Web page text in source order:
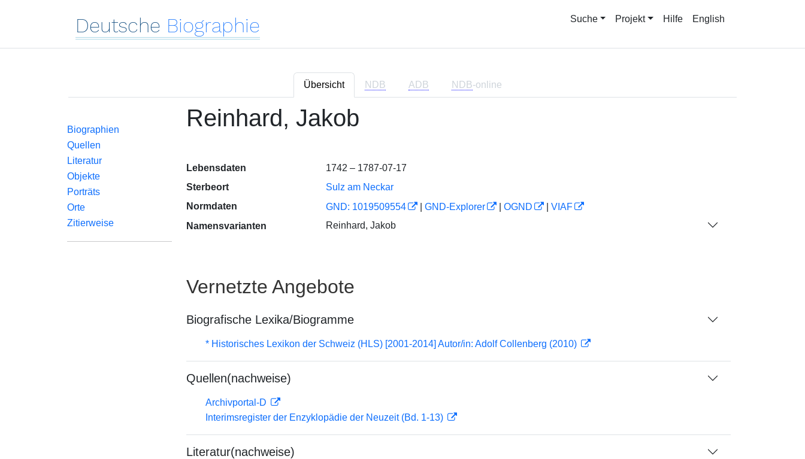
Deutsche Biographie Suche Projekt Hilfe English
Übersicht NDB ADB NDB-online
Biographien
Quellen
Literatur
Objekte
Porträts
Orte
Zitierweise
Reinhard, Jakob
Lebensdaten
1742 – 1787-07-17
Sterbeort
Sulz am Neckar
Normdaten
GND: 1019509554 GND-Explorer OGND
VIAF
Namensvarianten
Reinhard, Jakob
Vernetzte Angebote
Biografische Lexika/Biogramme
* Historisches Lexikon der Schweiz (HLS) [2001-2014] Autor/in: Adolf Collenberg (2010)
Quellen(nachweise)
Archivportal-D
Interimsregister der Enzyklopädie der Neuzeit (Bd. 1-13)
Literatur(nachweise)